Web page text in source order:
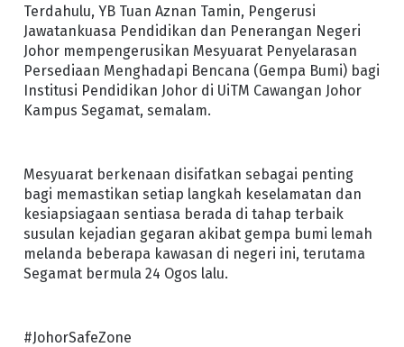
Terdahulu, YB Tuan Aznan Tamin, Pengerusi
Jawatankuasa Pendidikan dan Penerangan Negeri
Johor mempengerusikan Mesyuarat Penyelarasan
Persediaan Menghadapi Bencana (Gempa Bumi) bagi
Institusi Pendidikan Johor di UiTM Cawangan Johor
Kampus Segamat, semalam.
Mesyuarat berkenaan disifatkan sebagai penting
bagi memastikan setiap langkah keselamatan dan
kesiapsiagaan sentiasa berada di tahap terbaik
susulan kejadian gegaran akibat gempa bumi lemah
melanda beberapa kawasan di negeri ini, terutama
Segamat bermula 24 Ogos lalu.
#JohorSafeZone